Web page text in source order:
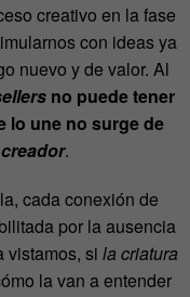
creativo en la fase
con ideas ya
nuevo y de valor. Al
no puede tener
lo une no surge de
.
cada conexión de
por la ausencia
vistamos, si la criatura
la van a entender